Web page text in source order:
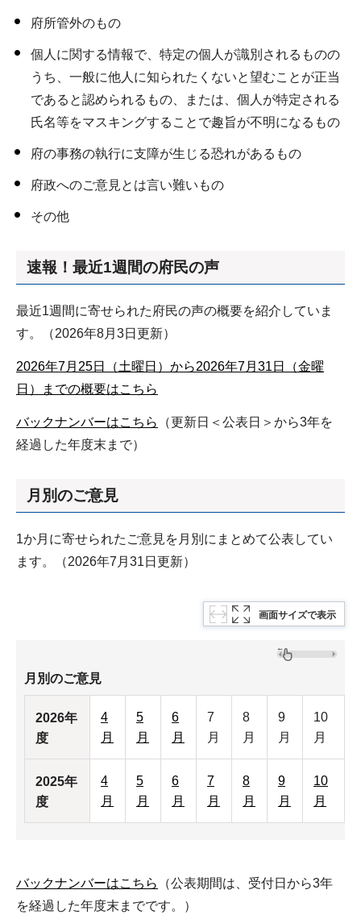
府所管外のもの
個人に関する情報で、特定の個人が識別されるものの
うち、一般に他人に知られたくないと望むことが正当
であると認められるもの、または、個人が特定される
氏名等をマスキングすることで趣旨が不明になるもの
府の事務の執行に支障が生じる恐れがあるもの
府政へのご意見とは言い難いもの
その他
速報！最近1週間の府民の声
最近1週間に寄せられた府民の声の概要を紹介していま
す。（2026年8月3日更新）
2026年7月25日（土曜日）から2026年7月31日（金曜
日）までの概要はこちら
バックナンバーはこちら
（更新日＜公表日＞から3年を
経過した年度末まで）
月別のご意見
1か月に寄せられたご意見を月別にまとめて公表してい
ます。（2026年7月31日更新）
画面サイズで表示
月別のご意見
2026年
度
4
月
5
月
6
月
7
月
8
月
9
月
10
月
2025年
度
4
月
5
月
6
月
7
月
8
月
9
月
10
月
バックナンバーはこちら
（公表期間は、受付日から3年
を経過した年度末までです。）